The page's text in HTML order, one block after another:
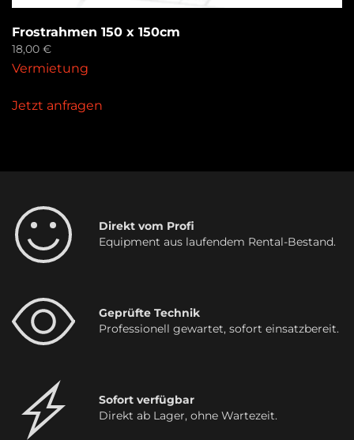
Frostrahmen 150 x 150cm
18,00 €
Vermietung
Jetzt anfragen
Direkt vom Profi
Equipment aus laufendem Rental-Bestand.
Geprüfte Technik
Professionell gewartet, sofort einsatzbereit.
Sofort verfügbar
Direkt ab Lager, ohne Wartezeit.